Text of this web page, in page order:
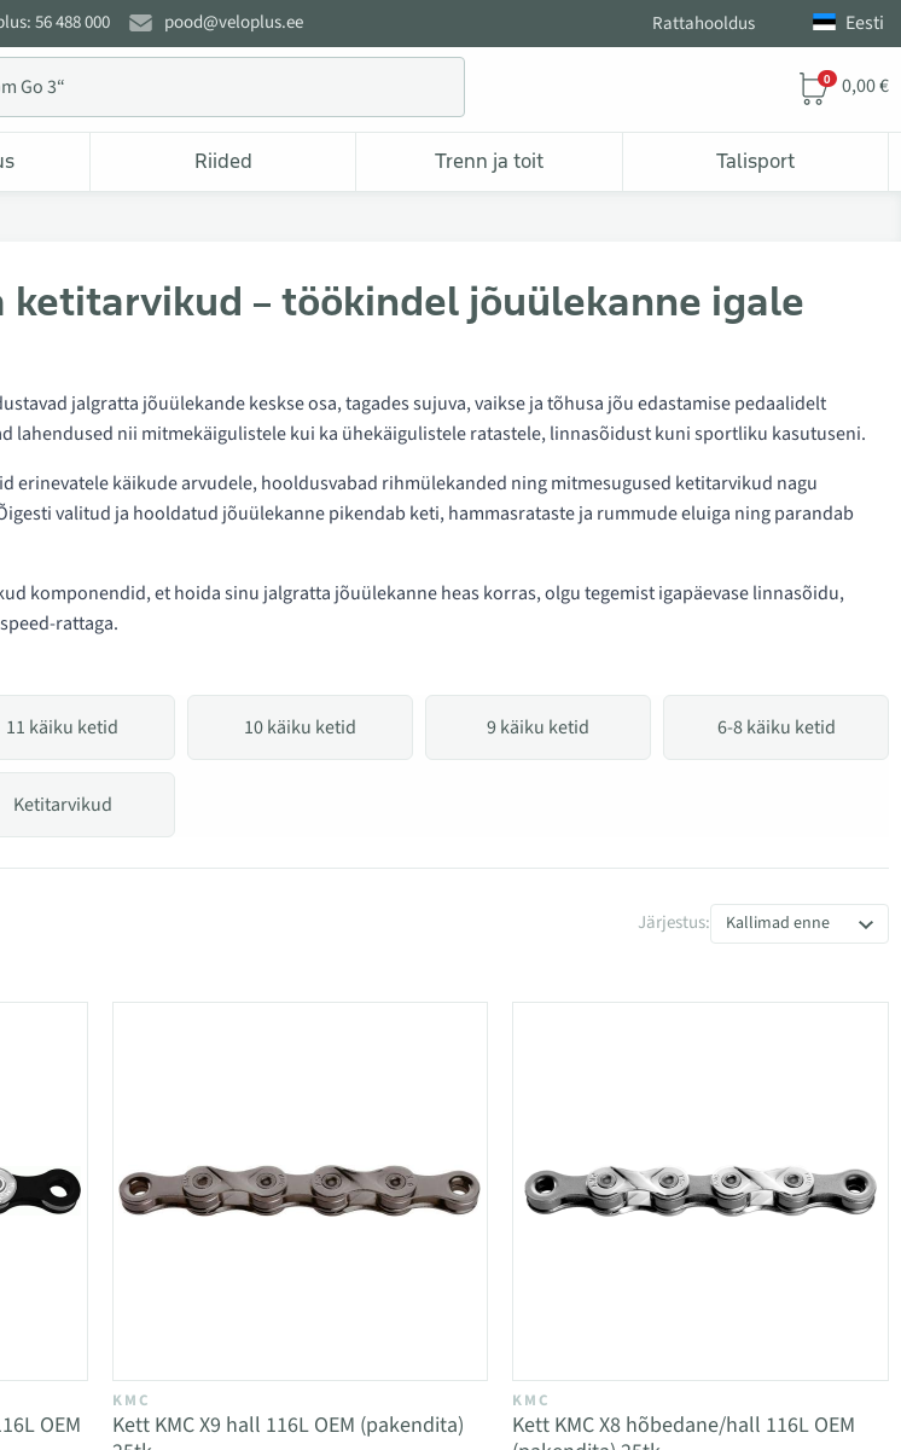
56 488 000 pood@veloplus.ee Rattahooldus Eesti
0 0,00 €
Riided Trenn ja toit Talisport
ketitarvikud – töökindel jõuülekanne igale
jalgratta jõuülekande keskse osa, tagades sujuva, vaikse ja tõhusa jõu edastamise pedaalidelt
lahendused nii mitmekäigulistele kui ka ühekäigulistele ratastele, linnasõidust kuni sportliku kasutuseni.
erinevatele käikude arvudele, hooldusvabad rihmülekanded ning mitmesugused ketitarvikud nagu
valitud ja hooldatud jõuülekanne pikendab keti, hammasrataste ja rummude eluiga ning parandab
komponendid, et hoida sinu jalgratta jõuülekanne heas korras, olgu tegemist igapäevase linnasõidu,
rattaga.
11 käiku ketid 10 käiku ketid 9 käiku ketid 6-8 käiku ketid
Ketitarvikud
Järjestus: Kallimad enne
OEM
KMC
Kett KMC X9 hall 116L OEM (pakendita)
KMC
Kett KMC X8 hõbedane/hall 116L OEM